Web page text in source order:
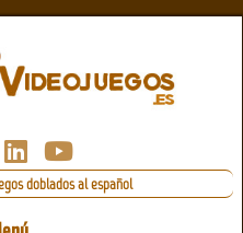
doblados al español